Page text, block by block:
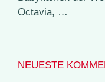
Octavia, …
NEUESTE